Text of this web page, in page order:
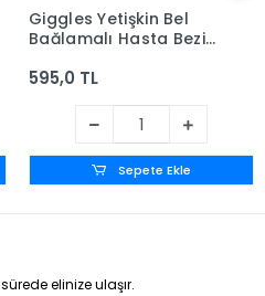
Giggles Yetişkin Bel
Bağlamalı Hasta Bezi
595,0 TL
Sepete Ekle
elinize ulaşır.